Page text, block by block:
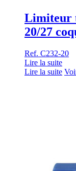
Limiteur
20/27
Ref. C232-20
Lire la suite
Lire la suite